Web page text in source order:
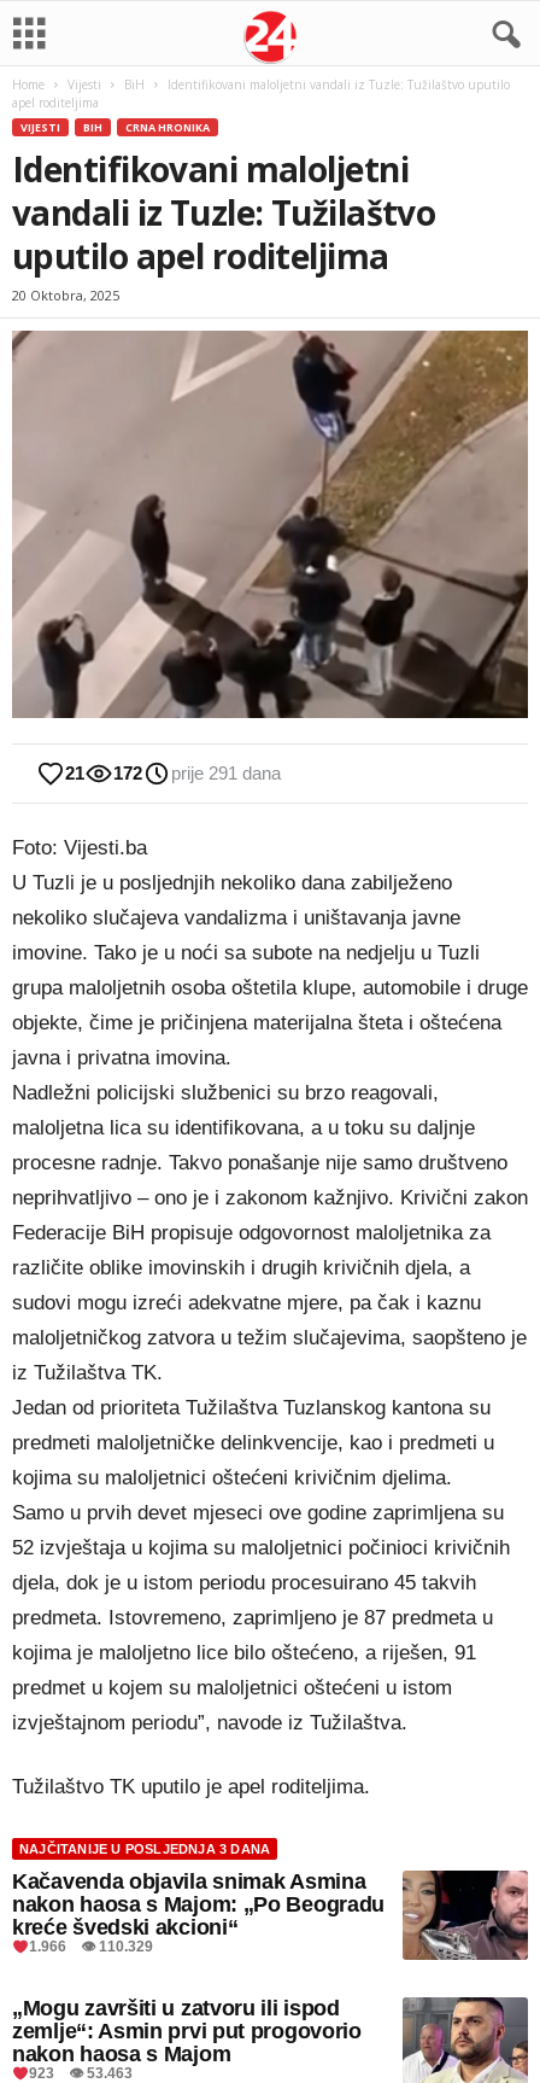
Home Vijesti BiH
Identifikovani maloljetni vandali iz Tuzle: Tužilaštvo uputilo
apel roditeljima
VIJESTI BIH CRNA HRONIKA
Identifikovani maloljetni
vandali iz Tuzle: Tužilaštvo
uputilo apel roditeljima
20 Oktobra, 2025
21 172 prije 291 dana
Foto: Vijesti.ba
U Tuzli je u posljednjih nekoliko dana zabilježeno
nekoliko slučajeva vandalizma i uništavanja javne
imovine. Tako je u noći sa subote na nedjelju u Tuzli
grupa maloljetnih osoba oštetila klupe, automobile i druge
objekte, čime je pričinjena materijalna šteta i oštećena
javna i privatna imovina.
Nadležni policijski službenici su brzo reagovali,
maloljetna lica su identifikovana, a u toku su daljnje
procesne radnje. Takvo ponašanje nije samo društveno
neprihvatljivo – ono je i zakonom kažnjivo. Krivični zakon
Federacije BiH propisuje odgovornost maloljetnika za
različite oblike imovinskih i drugih krivičnih djela, a
sudovi mogu izreći adekvatne mjere, pa čak i kaznu
maloljetničkog zatvora u težim slučajevima, saopšteno je
iz Tužilaštva TK.
Jedan od prioriteta Tužilaštva Tuzlanskog kantona su
predmeti maloljetničke delinkvencije, kao i predmeti u
kojima su maloljetnici oštećeni krivičnim djelima.
Samo u prvih devet mjeseci ove godine zaprimljena su
52 izvještaja u kojima su maloljetnici počinioci krivičnih
djela, dok je u istom periodu procesuirano 45 takvih
predmeta. Istovremeno, zaprimljeno je 87 predmeta u
kojima je maloljetno lice bilo oštećeno, a riješen, 91
predmet u kojem su maloljetnici oštećeni u istom
izvještajnom periodu”, navode iz Tužilaštva.
Tužilaštvo TK uputilo je apel roditeljima.
NAJČITANIJE U POSLJEDNJA 3 DANA
Kačavenda objavila snimak Asmina
nakon haosa s Majom: „Po Beogradu
kreće švedski akcioni“
1.966 👁 110.329
„Mogu završiti u zatvoru ili ispod
zemlje“: Asmin prvi put progovorio
nakon haosa s Majom
923 👁 53.463